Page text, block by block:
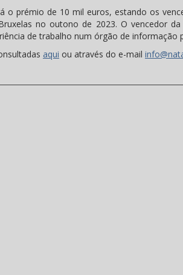
o prémio de 10 mil euros, estando os
no outono de 2023. O vencedor
de trabalho num órgão de informação
aqui ou através do e-mail